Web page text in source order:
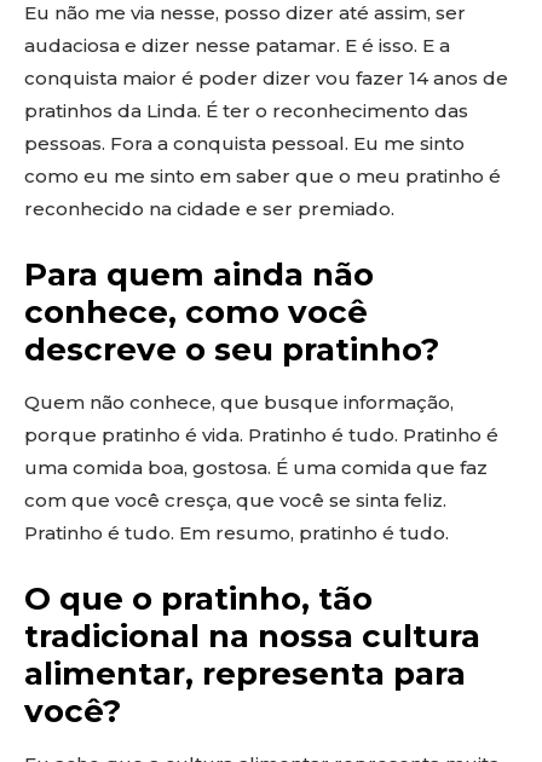
Eu não me via nesse, posso dizer até assim, ser
audaciosa e dizer nesse patamar. E é isso. E a
conquista maior é poder dizer vou fazer 14 anos de
pratinhos da Linda. É ter o reconhecimento das
pessoas. Fora a conquista pessoal. Eu me sinto
como eu me sinto em saber que o meu pratinho é
reconhecido na cidade e ser premiado.
Para quem ainda não
conhece, como você
descreve o seu pratinho?
Quem não conhece, que busque informação,
porque pratinho é vida. Pratinho é tudo. Pratinho é
uma comida boa, gostosa. É uma comida que faz
com que você cresça, que você se sinta feliz.
Pratinho é tudo. Em resumo, pratinho é tudo.
O que o pratinho, tão
tradicional na nossa cultura
alimentar, representa para
você?